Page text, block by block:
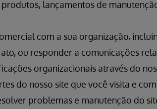
lançamentos de
com a sua organização,
ou responder a comunicações
organizacionais através do
do nosso site que você visita e
problemas e manutenção do